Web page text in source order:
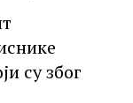
су због